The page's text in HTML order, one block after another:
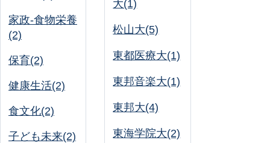
家政-食物栄養
(2)
保育(2)
健康生活(2)
食文化(2)
子ども未来(2)
大(1)
松山大(5)
東都医療大(1)
東邦音楽大(1)
東邦大(4)
東海学院大(2)